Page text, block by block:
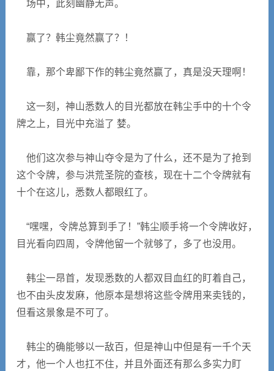
场中，此刻幽静无声。
赢了？韩尘竟然赢了？！
靠，那个卑鄙下作的韩尘竟然赢了，真是没天理啊！
这一刻，神山悉数人的目光都放在韩尘手中的十个令
牌之上，目光中充溢了 婪。
他们这次参与神山夺令是为了什么，还不是为了抢到
这个令牌，参与洪荒圣院的查核，现在十二个令牌就有
十个在这儿，悉数人都眼红了。
“嘿嘿，令牌总算到手了！”韩尘顺手将一个令牌收好，
目光看向四周，令牌他留一个就够了，多了也没用。
韩尘一昂首，发现悉数的人都双目血红的盯着自己，
也不由头皮发麻，他原本是想将这些令牌用来卖钱的，
但看这景象是不可了。
韩尘的确能够以一敌百，但是神山中但是有一千个天
才，他一个人也扛不住，并且外面还有那么多实力盯